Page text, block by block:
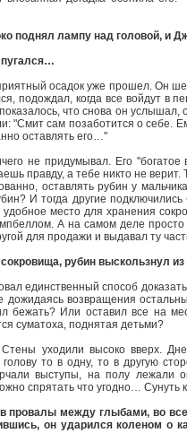
поднял лампу над головой, и
осадок уже прошел. Он
подождал, когда все войдут в
что снова он
"Смит сам позаботится о
оставлять его…"
не придумывал. Его "богатое
правду, а тебе никто не
оставлять рубин у
И тогда другие
место для хранения
А на самом деле
для продажи и выдавал ту
рубин выскользнул
единственный способ
возвращения
бежать? Или оставил все на
суматоха, поднятая детьми?
уходили высоко вверх.
то в одну, то в другую
выступы, на полу лежали
спрятать что угодно… Сунуть
провалы между глыбами, во
он ударился коленом о